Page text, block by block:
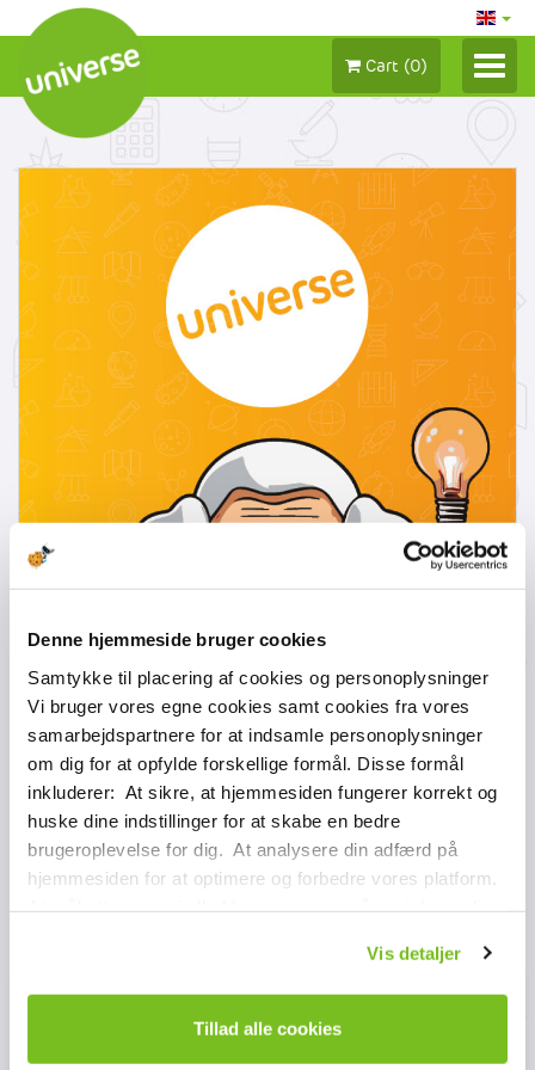
Denne hjemmeside bruger cookies
Samtykke til placering af cookies og personoplysninger
Vi bruger vores egne cookies samt cookies fra vores
samarbejdspartnere for at indsamle personoplysninger
om dig for at opfylde forskellige formål. Disse formål
inkluderer: At sikre, at hjemmesiden fungerer korrekt og
huske dine indstillinger for at skabe en bedre
brugeroplevelse for dig. At analysere din adfærd på
hjemmesiden for at optimere og forbedre vores platform.
hjemmeside. Vi kan også videregive oplysninger om din
brug af vores platform til vores samarbejdspartnere inden
for sociale medier, annoncering og analyse. Disse
Vis detaljer
Tillad alle cookies
Cart (0)
LOG IN / MY ACCOUNT
TICKETS 2026
SEASON TICKETS
GIFT CERTIFICATES
ADD-ON
SEASONPASS EINSTEIN
ADULT [13+ YEARS]